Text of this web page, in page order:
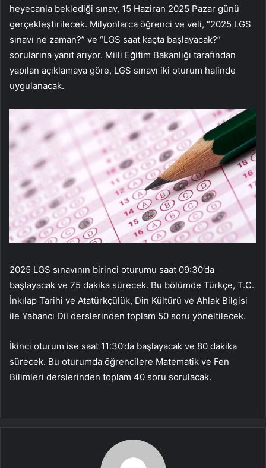
heyecanla beklediği sınav, 15 Haziran 2025 Pazar günü
gerçekleştirilecek. Milyonlarca öğrenci ve veli, “2025 LGS
sınavı ne zaman?” ve “LGS saat kaçta başlayacak?”
sorularına yanıt arıyor. Milli Eğitim Bakanlığı tarafından
yapılan açıklamaya göre, LGS sınavı iki oturum halinde
uygulanacak.
2025 LGS sınavının birinci oturumu saat 09:30’da
başlayacak ve 75 dakika sürecek. Bu bölümde Türkçe, T.C.
İnkılap Tarihi ve Atatürkçülük, Din Kültürü ve Ahlak Bilgisi
ile Yabancı Dil derslerinden toplam 50 soru yöneltilecek.
İkinci oturum ise saat 11:30’da başlayacak ve 80 dakika
sürecek. Bu oturumda öğrencilere Matematik ve Fen
Bilimleri derslerinden toplam 40 soru sorulacak.